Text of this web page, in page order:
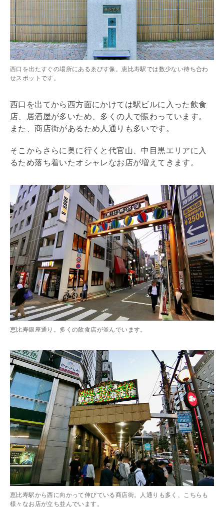
西口を出たすぐの場所にあるゑびす像。恵比寿駅では数少ない待ち合わ
せスポットです。
西口を出てから西方面にかけては駅ビルに入った飲食
店、居酒屋が多いため、多くの人で賑わっています。
また、商店街があるため人通りも多いです。
そこからさらに奥に行くと代官山、中目黒エリアに入
るため落ち着いたオシャレなお店が増えてきます。
恵比寿銀座通り。多くの飲食店が並んでいます。
恵比寿駅から西に向かって伸びている商店街。人通りも多く、こちらも
様々なお店が立ち並んでいます。